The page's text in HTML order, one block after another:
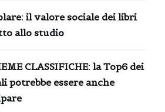
il valore sociale dei libri
allo studio
CLASSIFICHE: la Top6 dei
potrebbe essere anche